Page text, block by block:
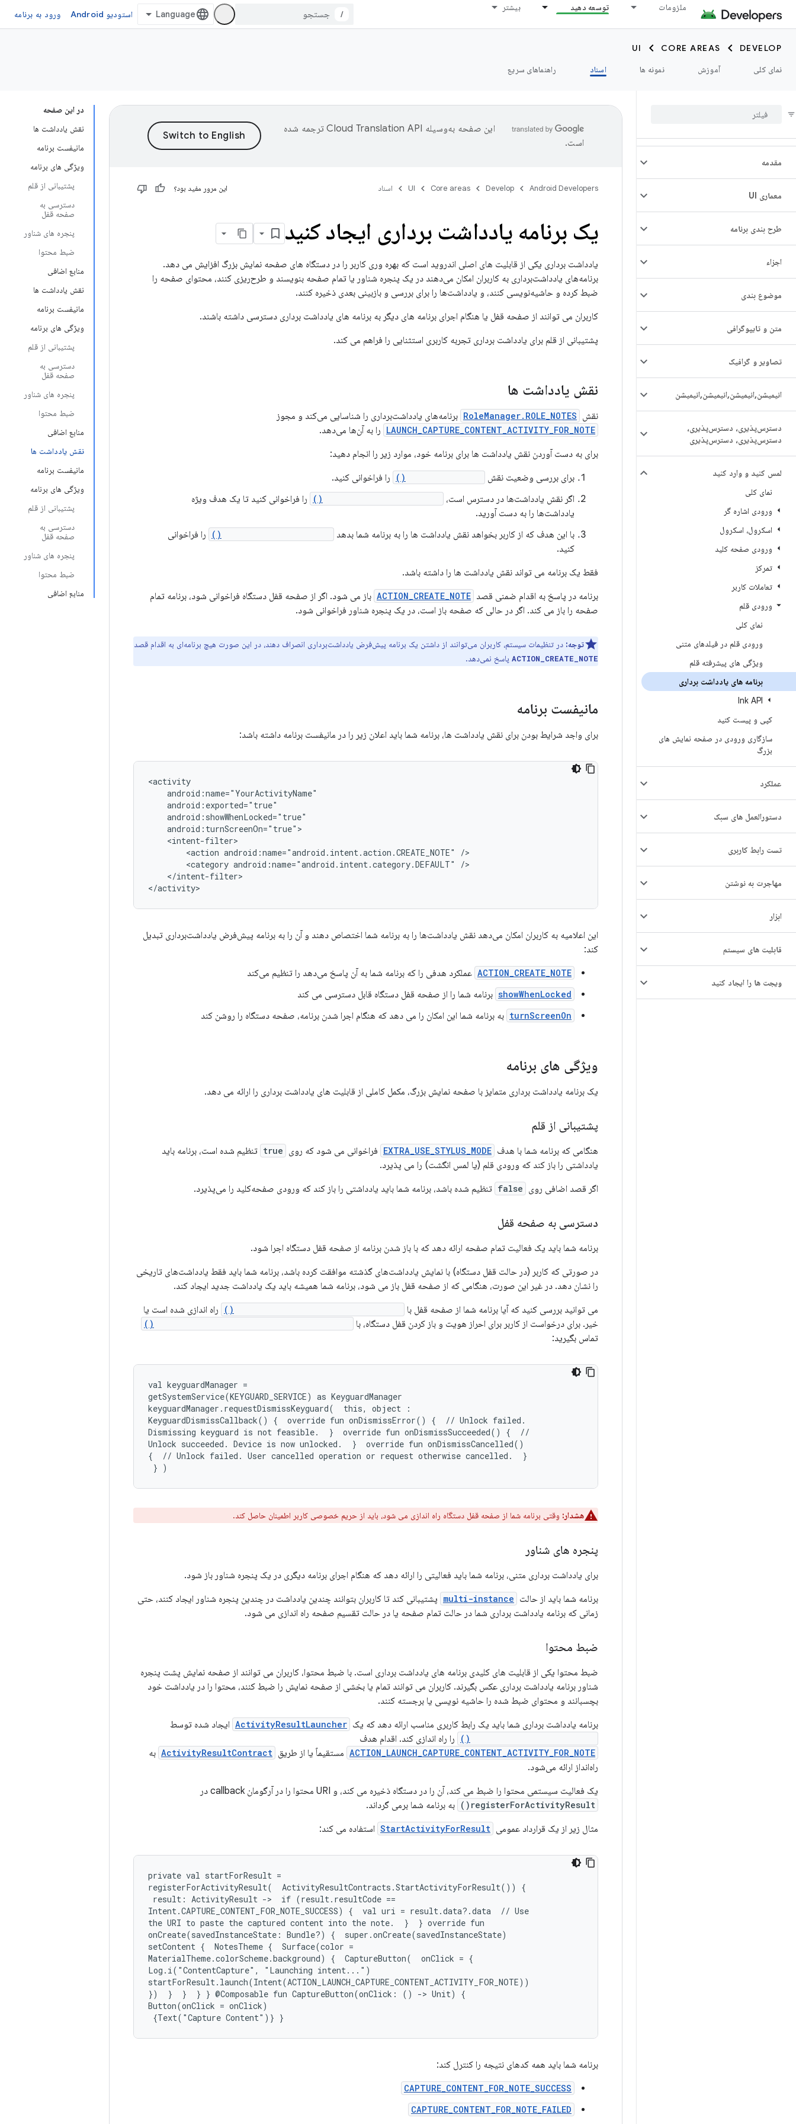
ملزومات توسعه دهید بیشتر
/ استودیو Android ورود به برنامه
DEVELOP
CORE AREAS
UI
نمای کلی
آموزش نمونه ها اسناد راهنماهای سریع
مقدمه
معماری UI
طرح بندی برنامه
اجزاء
موضوع بندی
متن و تایپوگرافی
تصاویر و گرافیک
انیمیشن,انیمیشن,انیمیشن,انیمیشن
دسترس‌پذیری، دسترس‌پذیری،
دسترس‌پذیری، دسترس‌پذیری
لمس کنید و وارد کنید
نمای کلی
ورودی اشاره گر
اسکرول، اسکرول
ورودی صفحه کلید
تمرکز
تعاملات کاربر
ورودی قلم
نمای کلی
ورودی قلم در فیلدهای متنی
ویژگی های پیشرفته قلم
برنامه های یادداشت برداری
Ink API
کپی و پیست کنید
سازگاری ورودی در صفحه نمایش های
بزرگ
عملکرد
دستورالعمل های سبک
تست رابط کاربری
مهاجرت به نوشتن
ابزار
قابلیت های سیستم
ویجت ها را ایجاد کنید
در این صفحه
نقش یادداشت ها
مانیفست برنامه
ویژگی های برنامه
پشتیبانی از قلم
دسترسی به
صفحه قفل
پنجره های شناور
ضبط محتوا
منابع اضافی
نقش یادداشت ها
مانیفست برنامه
ویژگی های برنامه
پشتیبانی از قلم
دسترسی به
صفحه قفل
پنجره های شناور
ضبط محتوا
منابع اضافی
نقش یادداشت ها
مانیفست برنامه
ویژگی های برنامه
پشتیبانی از قلم
دسترسی به
صفحه قفل
پنجره های شناور
ضبط محتوا
منابع اضافی
این صفحه به‌وسیله
ترجمه شده
است.
Android Developers
Develop
Core areas
UI اسناد این مرور مفید بود؟
یک برنامه یادداشت برداری ایجاد کنید
یادداشت برداری یکی از قابلیت های اصلی اندروید است که بهره وری کاربر را در دستگاه های صفحه نمایش بزرگ افزایش می دهد.
برنامه‌های یادداشت‌برداری به کاربران امکان می‌دهند در یک پنجره شناور یا تمام صفحه بنویسند و طرح‌ریزی کنند، محتوای صفحه را
ضبط کرده و حاشیه‌نویسی کنند، و یادداشت‌ها را برای بررسی و بازبینی بعدی ذخیره کنند.
کاربران می توانند از صفحه قفل یا هنگام اجرای برنامه های دیگر به برنامه های یادداشت برداری دسترسی داشته باشند.
پشتیبانی از قلم برای یادداشت برداری تجربه کاربری استثنایی را فراهم می کند.
نقش یادداشت ها
نقش RoleManager.ROLE_NOTES برنامه‌های یادداشت‌برداری را شناسایی می‌کند و مجوز
LAUNCH_CAPTURE_CONTENT_ACTIVITY_FOR_NOTE را به آن‌ها می‌دهد.
برای به دست آوردن نقش یادداشت ها برای برنامه خود، موارد زیر را انجام دهید:
برای بررسی وضعیت نقش
را فراخوانی کنید.
اگر نقش یادداشت‌ها در دسترس است،
را فراخوانی کنید تا یک هدف ویژه
یادداشت‌ها را به دست آورید.
با این هدف که از کاربر بخواهد نقش یادداشت ها را به برنامه شما بدهد
را فراخوانی
کنید.
فقط یک برنامه می تواند نقش یادداشت ها را داشته باشد.
برنامه در پاسخ به اقدام ضمنی قصد ACTION_CREATE_NOTE باز می شود. اگر از صفحه قفل دستگاه فراخوانی شود، برنامه تمام
صفحه را باز می کند. اگر در حالی که صفحه باز است، در یک پنجره شناور فراخوانی شود.
توجه: در تنظیمات سیستم، کاربران می‌توانند از داشتن یک برنامه پیش‌فرض یادداشت‌برداری انصراف دهند، در این صورت هیچ برنامه‌ای به اقدام قصد
ACTION_CREATE_NOTE پاسخ نمی‌دهد.
مانیفست برنامه
برای واجد شرایط بودن برای نقش یادداشت ها، برنامه شما باید اعلان زیر را در مانیفست برنامه داشته باشد:
<action android:name="android.intent.action.CREATE_NOTE"
<category android:name="android.intent.category.DEFAULT"
</intent-filter>
این اعلامیه به کاربران امکان می‌دهد نقش یادداشت‌ها را به برنامه شما اختصاص دهند و آن را به برنامه پیش‌فرض یادداشت‌برداری تبدیل
کند:
ACTION_CREATE_NOTE عملکرد هدفی را که برنامه شما به آن پاسخ می‌دهد را تنظیم می‌کند
showWhenLocked برنامه شما را از صفحه قفل دستگاه قابل دسترسی می کند
turnScreenOn به برنامه شما این امکان را می دهد که هنگام اجرا شدن برنامه، صفحه دستگاه را روشن کند
ویژگی های برنامه
یک برنامه یادداشت برداری متمایز با صفحه نمایش بزرگ، مکمل کاملی از قابلیت های یادداشت برداری را ارائه می دهد.
پشتیبانی از قلم
هنگامی که برنامه شما با هدف EXTRA_USE_STYLUS_MODE فراخوانی می شود که روی true تنظیم شده است، برنامه باید
یادداشتی را باز کند که ورودی قلم (یا لمس انگشت) را می پذیرد.
اگر قصد اضافی روی false تنظیم شده باشد، برنامه شما باید یادداشتی را باز کند که ورودی صفحه‌کلید را می‌پذیرد.
دسترسی به صفحه قفل
برنامه شما باید یک فعالیت تمام صفحه ارائه دهد که با باز شدن برنامه از صفحه قفل دستگاه اجرا شود.
در صورتی که کاربر (در حالت قفل دستگاه) با نمایش یادداشت‌های گذشته موافقت کرده باشد، برنامه شما باید فقط یادداشت‌های تاریخی
را نشان دهد. در غیر این صورت، هنگامی که از صفحه قفل باز می شود، برنامه شما همیشه باید یک یادداشت جدید ایجاد کند.
می توانید بررسی کنید که آیا برنامه شما از صفحه قفل با
راه اندازی شده است یا
خیر. برای درخواست از کاربر برای احراز هویت و باز کردن قفل دستگاه، با
تماس بگیرید:
val keyguardManager =
getSystemService(KEYGUARD_SERVICE) as KeyguardManager
keyguardManager.requestDismissKeyguard(  this, object :
KeyguardDismissCallback() {  override fun onDismissError() {  // Unlock failed.
Dismissing keyguard is not feasible.  }  override fun onDismissSucceeded() {  //
Unlock succeeded. Device is now unlocked.  }  override fun onDismissCancelled()
{  // Unlock failed. User cancelled operation or request otherwise cancelled.  }
هشدار: وقتی برنامه شما از صفحه قفل دستگاه راه اندازی می شود، باید از حریم خصوصی کاربر اطمینان حاصل کند.
پنجره های شناور
برای یادداشت برداری متنی، برنامه شما باید فعالیتی را ارائه دهد که هنگام اجرای برنامه دیگری در یک پنجره شناور باز شود.
برنامه شما باید از حالت multi-instance پشتیبانی کند تا کاربران بتوانند چندین یادداشت در چندین پنجره شناور ایجاد کنند، حتی
زمانی که برنامه یادداشت برداری شما در حالت تمام صفحه یا در حالت تقسیم صفحه راه اندازی می شود.
ضبط محتوا
ضبط محتوا یکی از قابلیت های کلیدی برنامه های یادداشت برداری است. با ضبط محتوا، کاربران می توانند از صفحه نمایش پشت پنجره
شناور برنامه یادداشت برداری عکس بگیرند. کاربران می توانند تمام یا بخشی از صفحه نمایش را ضبط کنند، محتوا را در یادداشت خود
بچسبانند و محتوای ضبط شده را حاشیه نویسی یا برجسته کنند.
برنامه یادداشت برداری شما باید یک رابط کاربری مناسب ارائه دهد که یک ActivityResultLauncher ایجاد شده توسط
را راه اندازی کند. اقدام هدف
ACTION_LAUNCH_CAPTURE_CONTENT_ACTIVITY_FOR_NOTE مستقیماً یا از طریق ActivityResultContract به
راه‌انداز ارائه می‌شود.
یک فعالیت سیستمی محتوا را ضبط می کند، آن را در دستگاه ذخیره می کند، و URI محتوا را در آرگومان callback در
registerForActivityResult()
به برنامه شما برمی گرداند.
مثال زیر از یک قرارداد عمومی StartActivityForResult استفاده می کند:
private val startForResult =
registerForActivityResult(  ActivityResultContracts.StartActivityForResult()) {
result: ActivityResult ->  if (result.resultCode ==
Intent.CAPTURE_CONTENT_FOR_NOTE_SUCCESS) {  val uri = result.data?.data  // Use
the URI to paste the captured content into the note.  }  } override fun
onCreate(savedInstanceState: Bundle?) {  super.onCreate(savedInstanceState)
setContent {  NotesTheme {  Surface(color =
MaterialTheme.colorScheme.background) {  CaptureButton(  onClick = {
Log.i("ContentCapture", "Launching intent...")
startForResult.launch(Intent(ACTION_LAUNCH_CAPTURE_CONTENT_ACTIVITY_FOR_NOTE))
})  }  }  } } @Composable fun CaptureButton(onClick: () -> Unit) {
Button(onClick = onClick)
برنامه شما باید همه کدهای نتیجه را کنترل کند:
CAPTURE_CONTENT_FOR_NOTE_SUCCESS
CAPTURE_CONTENT_FOR_NOTE_FAILED